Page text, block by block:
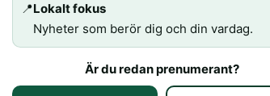
📍Lokalt fokus
Nyheter som berör dig och din vardag.
Är du redan prenumerant?